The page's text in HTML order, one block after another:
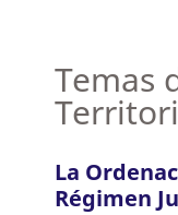
Temas
La
Régimen